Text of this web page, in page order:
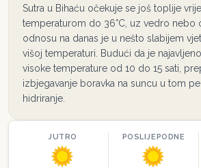
Sutra u Bihaću očekuje se još toplije
temperaturom do 36°C, uz vedro nebo
odnosu na danas je u nešto slabijem
višoj temperaturi. Budući da je
visoke temperature od 10 do 15 sati,
izbjegavanje boravka na suncu u tom
hidriranje.
JUTRO POSLIJEPODNE